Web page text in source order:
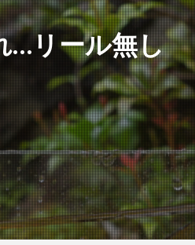
…リール無し